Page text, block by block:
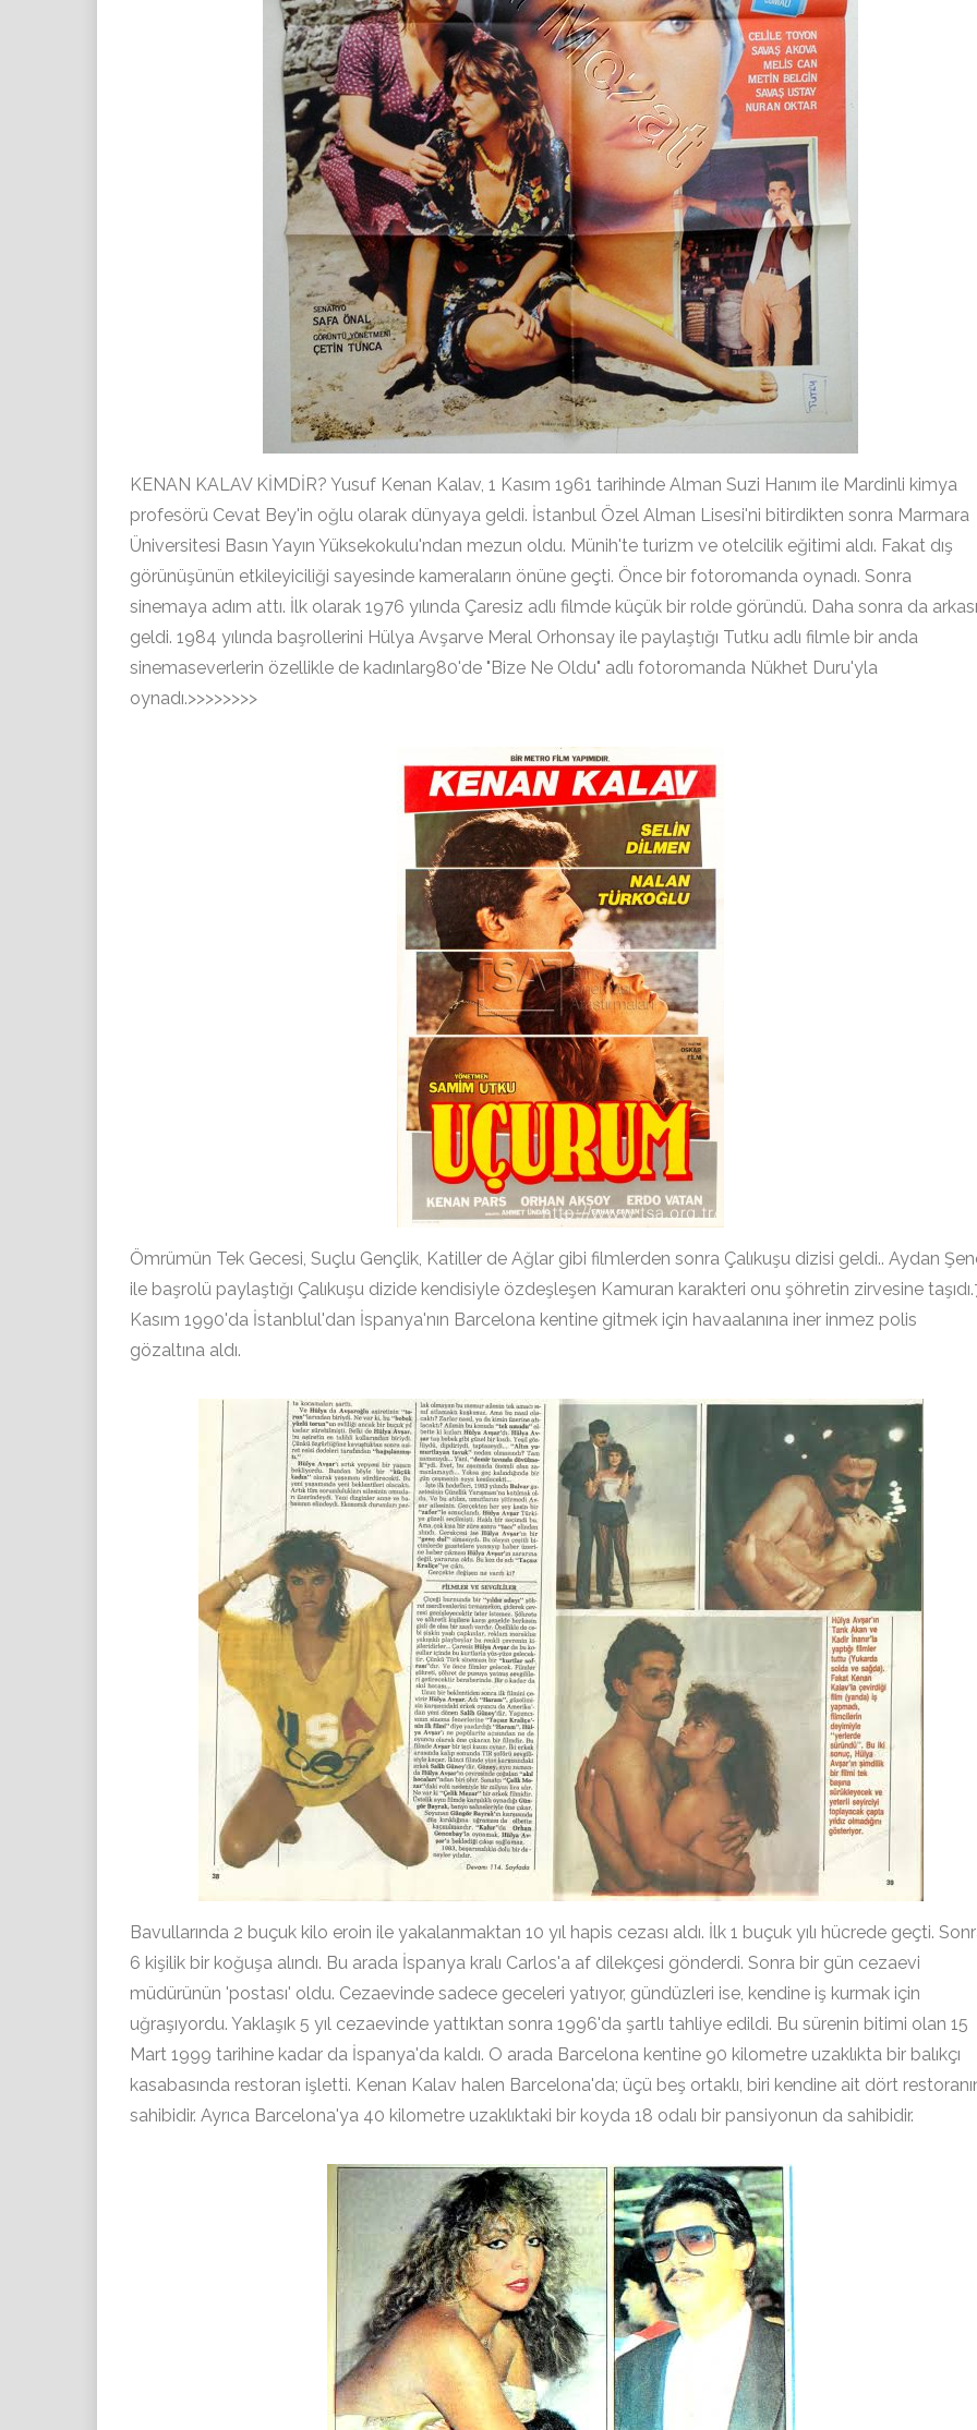
KENAN KALAV KİMDİR? Yusuf Kenan Kalav, 1 Kasım 1961 tarihinde Alman Suzi Hanım ile Mardinli kimya
profesörü Cevat Bey'in oğlu olarak dünyaya geldi. İstanbul Özel Alman Lisesi'ni bitirdikten sonra Marmara
Üniversitesi Basın Yayın Yüksekokulu'ndan mezun oldu. Münih'te turizm ve otelcilik eğitimi aldı. Fakat dış
görünüşünün etkileyiciliği sayesinde kameraların önüne geçti. Önce bir fotoromanda oynadı. Sonra
sinemaya adım attı. İlk olarak 1976 yılında Çaresiz adlı filmde küçük bir rolde göründü. Daha sonra da arkası
geldi. 1984 yılında başrollerini Hülya Avşarve Meral Orhonsay ile paylaştığı Tutku adlı filmle bir anda
sinemaseverlerin özellikle de kadınlar980'de "Bize Ne Oldu" adlı fotoromanda Nükhet Duru'yla
oynadı.>>>>>>>>
Ömrümün Tek Gecesi, Suçlu Gençlik, Katiller de Ağlar gibi filmlerden sonra Çalıkuşu dizisi geldi.. Aydan
ile başrolü paylaştığı Çalıkuşu dizide kendisiyle özdeşleşen Kamuran karakteri onu şöhretin zirvesine
Kasım 1990'da İstanblul'dan İspanya'nın Barcelona kentine gitmek için havaalanına iner inmez polis
gözaltına aldı.
Bavullarında 2 buçuk kilo eroin ile yakalanmaktan 10 yıl hapis cezası aldı. İlk 1 buçuk yılı hücrede geçti.
6 kişilik bir koğuşa alındı. Bu arada İspanya kralı Carlos'a af dilekçesi gönderdi. Sonra bir gün cezaevi
müdürünün 'postası' oldu. Cezaevinde sadece geceleri yatıyor, gündüzleri ise, kendine iş kurmak için
uğraşıyordu. Yaklaşık 5 yıl cezaevinde yattıktan sonra 1996'da şartlı tahliye edildi. Bu sürenin bitimi olan 15
Mart 1999 tarihine kadar da İspanya'da kaldı. O arada Barcelona kentine 90 kilometre uzaklıkta bir balıkçı
kasabasında restoran işletti. Kenan Kalav halen Barcelona'da; üçü beş ortaklı, biri kendine ait dört
sahibidir. Ayrıca Barcelona'ya 40 kilometre uzaklıktaki bir koyda 18 odalı bir pansiyonun da sahibidir.